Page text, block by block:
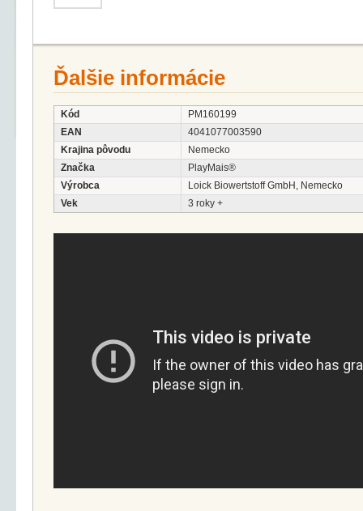
Ďalšie informácie
Kód
PM160199
EAN
4041077003590
Krajina pôvodu
Nemecko
Značka
PlayMais®
Výrobca
Loick Biowertstoff GmbH, Nemecko
Vek
3 roky +